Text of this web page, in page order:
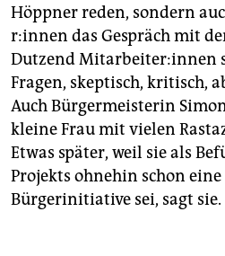
Höppner reden, sondern
r:in­nen das Gespräch mit
Dutzend Mit­ar­bei­te­r:in­nen
Fragen, skeptisch, kritisch,
Auch Bürgermeisterin
kleine Frau mit vielen
Etwas später, weil sie als
Projekts ohnehin schon
Bürger­ini­tia­tive sei, sagt sie.